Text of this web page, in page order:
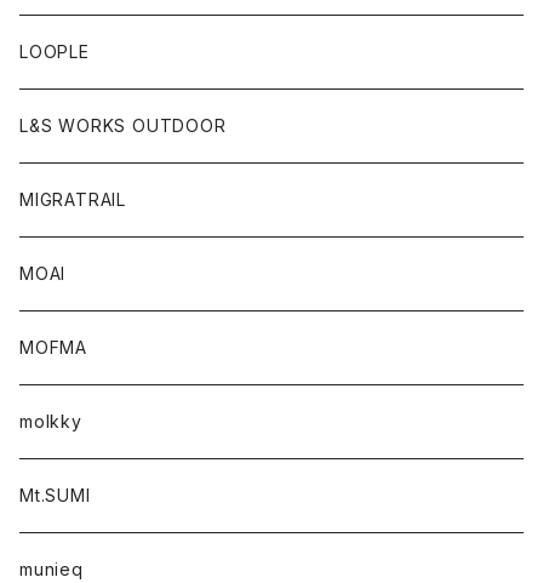
LOOPLE
L&S WORKS OUTDOOR
MIGRATRAIL
MOAI
MOFMA
molkky
Mt.SUMI
munieq